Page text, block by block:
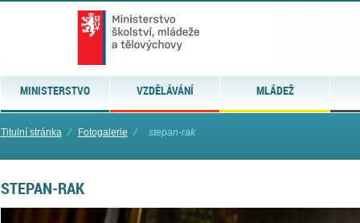
MINISTERSTVO VZDĚLÁVÁNÍ MLÁDEŽ
Titulní stránka ⁄ Fotogalerie ⁄ stepan-rak
STEPAN-RAK